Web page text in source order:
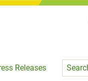
Releases